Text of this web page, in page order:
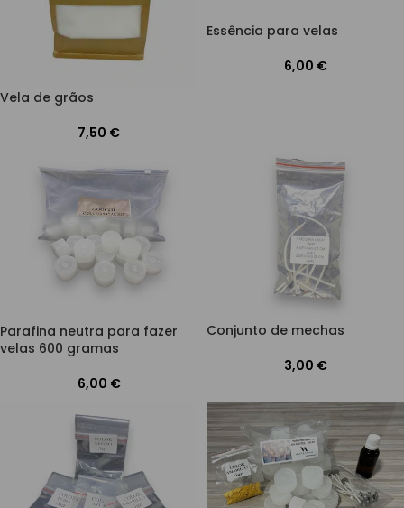
Vela de grãos
7,50 €
Essência para velas
6,00 €
Parafina neutra para fazer
velas 600 gramas
6,00 €
Conjunto de mechas
3,00 €